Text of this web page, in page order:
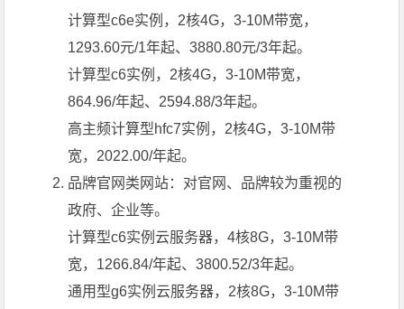
计算型c6e实例，2核4G，3-10M带宽，
1293.60元/1年起、3880.80元/3年起。
计算型c6实例，2核4G，3-10M带宽，
864.96/年起、2594.88/3年起。
高主频计算型hfc7实例，2核4G，3-10M带
宽，2022.00/年起。
品牌官网类网站：对官网、品牌较为重视的
政府、企业等。
计算型c6实例云服务器，4核8G，3-10M带
宽，1266.84/年起、3800.52/3年起。
通用型g6实例云服务器，2核8G，3-10M带